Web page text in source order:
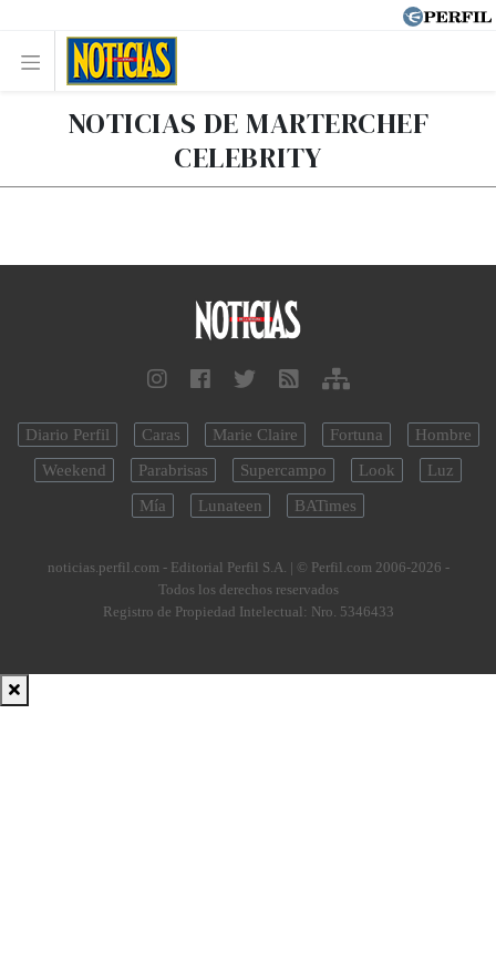
NOTICIAS DE MARTERCHEF
CELEBRITY
Diario Perfil Caras Marie Claire Fortuna
Hombre
Weekend
Parabrisas Supercampo Look
Luz
Mía
Lunateen BATimes
noticias.perfil.com - Editorial Perfil S.A. | © Perfil.com 2006-2026 -
Todos los derechos reservados
Registro de Propiedad Intelectual: Nro. 5346433